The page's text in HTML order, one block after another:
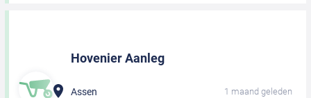
Hovenier Aanleg
Assen 1 maand geleden